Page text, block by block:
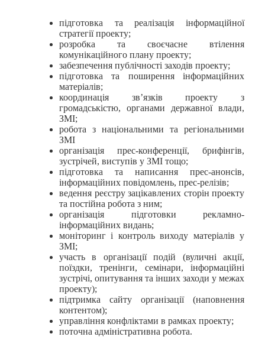
підготовка та реалізація інформаційної
стратегії проекту;
розробка та своєчасне втілення
комунікаційного плану проекту;
забезпечення публічності заходів проекту;
підготовка та поширення інформаційних
матеріалів;
координація зв’язків проекту з
громадськістю, органами державної влади,
ЗМІ;
робота з національними та регіональними
ЗМІ
організація прес-конференції, брифінгів,
зустрічей, виступів у ЗМІ тощо;
підготовка та написання прес-анонсів,
інформаційних повідомлень, прес-релізів;
ведення реєстру зацікавлених сторін проекту
та постійна робота з ним;
організація підготовки рекламно-
інформаційних видань;
моніторинг і контроль виходу матеріалів у
ЗМІ;
участь в організації подій (вуличні акції,
поїздки, тренінги, семінари, інформаційні
зустрічі, опитування та інших заходи у межах
проекту);
підтримка сайту організації (наповнення
контентом);
управління конфліктами в рамках проекту;
поточна адміністративна робота.